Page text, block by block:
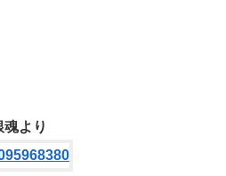
つもりで黒トリガー化したんじゃ
より